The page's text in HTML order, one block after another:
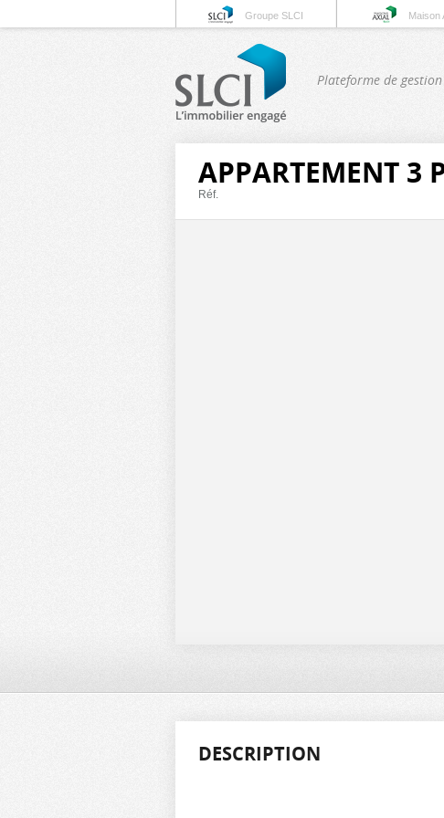
Groupe SLCI Maison
Plateforme de
APPARTEMENT 3
Réf.
DESCRIPTION